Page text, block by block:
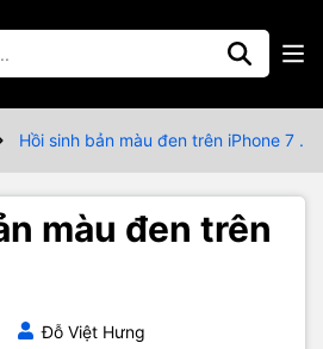
Hồi sinh bản màu đen trên iPhone 7 .
màu đen trên
Đỗ Việt Hưng